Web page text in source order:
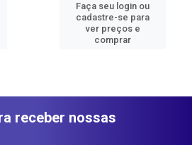
Faça seu login ou
cadastre-se para
ver preços e
comprar
receber nossas